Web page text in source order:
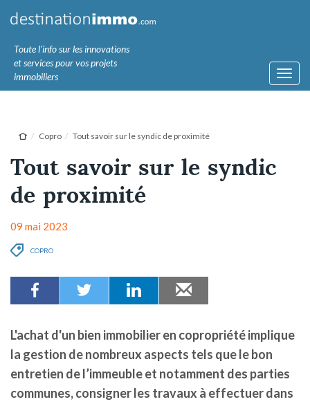
Toute l'info sur les innovations
et services pour vos projets
immobiliers
Copro Tout savoir sur le syndic de proximité
Tout savoir sur le syndic
de proximité
09 mai 2023
COPRO
L'achat d'un bien immobilier en copropriété implique
la gestion de nombreux aspects tels que le bon
entretien de l’immeuble et notamment des parties
communes, consigner les travaux à effectuer dans